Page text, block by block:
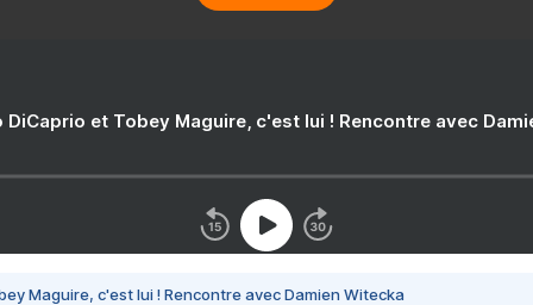
DiCaprio et Tobey Maguire, c'est lui ! Rencontre avec
Maguire, c'est lui ! Rencontre avec Damien Witecka